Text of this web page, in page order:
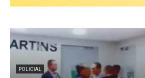
POLICIAL